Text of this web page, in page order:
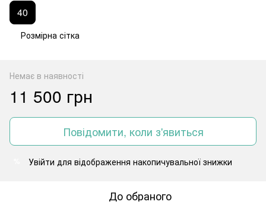
40
Розмірна сітка
Немає в наявності
11 500 грн
Повідомити, коли з'явиться
Увійти для відображення накопичувальної знижки
До обраного